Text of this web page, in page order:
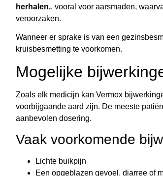
herhalen., vooral voor aarsmaden,
veroorzaken.
Wanneer er sprake is van een
kruisbesmetting te voorkomen.
Mogelijke
Zoals elk medicijn kan Vermox
voorbijgaande aard zijn. De meeste
aanbevolen dosering.
Vaak voorkomende
Lichte buikpijn
Een opgeblazen gevoel, diarree of